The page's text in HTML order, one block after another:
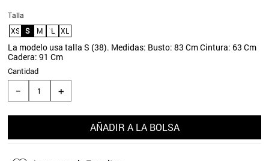
Talla
XS
S M L XL
La modelo usa talla S (38). Medidas: Busto: 83 Cm Cintura: 63 Cm
Cadera: 91 Cm
Cantidad
＋
－
AÑADIR A LA BOLSA
10. blanco